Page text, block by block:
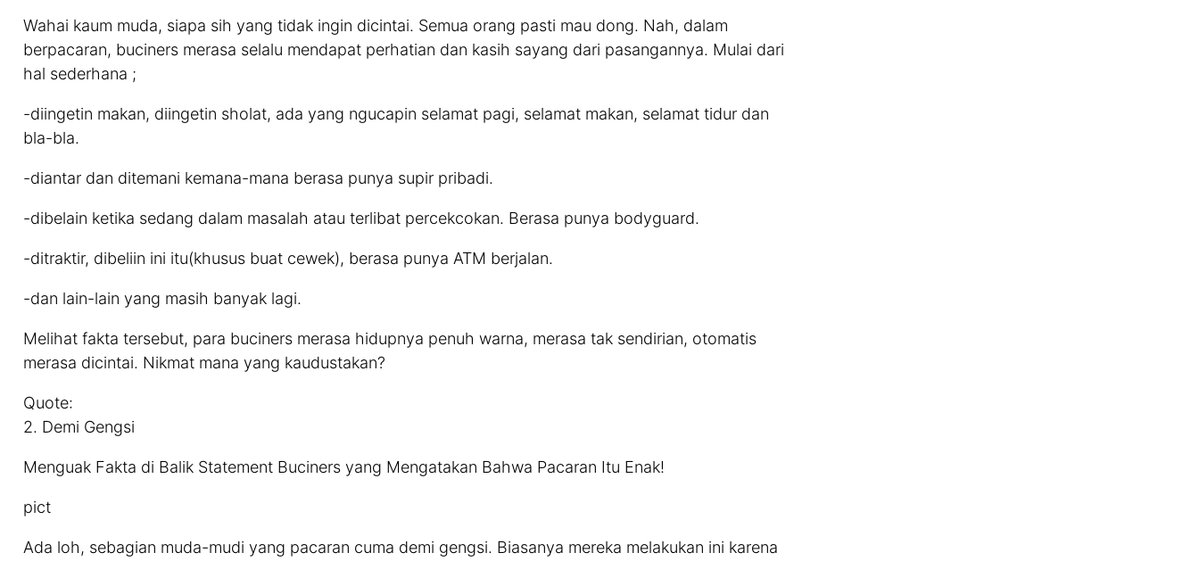
Wahai kaum muda, siapa sih yang tidak ingin dicintai. Semua orang pasti mau dong. Nah, dalam
berpacaran, buciners merasa selalu mendapat perhatian dan kasih sayang dari pasangannya. Mulai dari
hal sederhana ;
-diingetin makan, diingetin sholat, ada yang ngucapin selamat pagi, selamat makan, selamat tidur dan
bla-bla.
-diantar dan ditemani kemana-mana berasa punya supir pribadi.
-dibelain ketika sedang dalam masalah atau terlibat percekcokan. Berasa punya bodyguard.
-ditraktir, dibeliin ini itu(khusus buat cewek), berasa punya ATM berjalan.
-dan lain-lain yang masih banyak lagi.
Melihat fakta tersebut, para buciners merasa hidupnya penuh warna, merasa tak sendirian, otomatis
merasa dicintai. Nikmat mana yang kaudustakan?
Quote:
2. Demi Gengsi
Menguak Fakta di Balik Statement Buciners yang Mengatakan Bahwa Pacaran Itu Enak!
pict
Ada loh, sebagian muda-mudi yang pacaran cuma demi gengsi. Biasanya mereka melakukan ini karena